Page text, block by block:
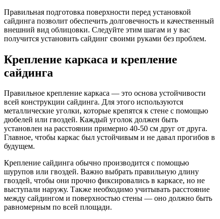
Правильная подготовка поверхности перед установкой
сайдинга позволит обеспечить долговечность и качественный
внешний вид облицовки. Следуйте этим шагам и у вас
получится установить сайдинг своими руками без проблем.
Крепление каркаса и крепление
сайдинга
Правильное крепление каркаса — это основа устойчивости
всей конструкции сайдинга. Для этого используются
металлические уголки, которые крепятся к стене с помощью
дюбелей или гвоздей. Каждый уголок должен быть
установлен на расстоянии примерно 40-50 см друг от друга.
Главное, чтобы каркас был устойчивым и не давал прогибов в
будущем.
Крепление сайдинга обычно производится с помощью
шурупов или гвоздей. Важно выбрать правильную длину
гвоздей, чтобы они прочно фиксировались в каркасе, но не
выступали наружу. Также необходимо учитывать расстояние
между сайдингом и поверхностью стены — оно должно быть
равномерным по всей площади.